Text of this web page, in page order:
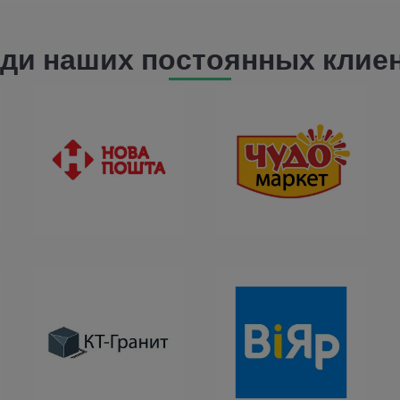
наших постоянных